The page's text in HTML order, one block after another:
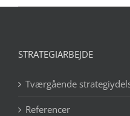
STRATEGIARBEJDE
Tværgående
Referencer